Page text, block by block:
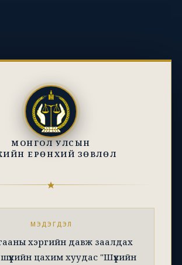
МОНГОЛ УЛСЫН
ЕРӨНХИЙ ЗӨВЛӨЛ
МЭДЭГДЭЛ
хэргийн давж заалдах
цахим хуудас "Шүүхийн